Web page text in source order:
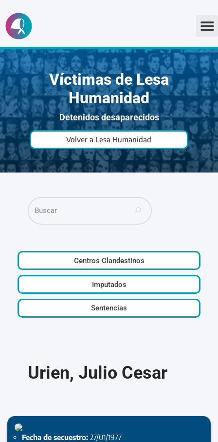
Ir
al
contenido
Víctimas de Lesa
Humanidad
Detenidos desaparecidos
Volver a Lesa Humanidad
Centros Clandestinos
Imputados
Sentencias
Urien, Julio Cesar
Fecha de secuestro: 27/01/1977